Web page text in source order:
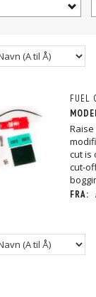
FUEL
cut is
cut-
FRA: